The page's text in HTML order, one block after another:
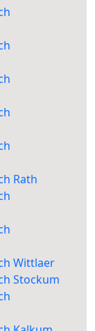
Rath
Wittlaer
Stockum